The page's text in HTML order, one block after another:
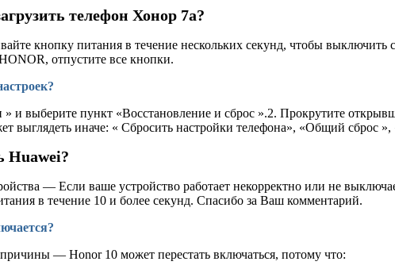
телефон Хонор 7а?
кнопку питания в течение нескольких секунд, чтобы
отпустите все кнопки.
выберите пункт «Восстановление и сброс ».2. Прокрутите
выглядеть иначе: « Сбросить настройки телефона», «Общий сброс »,
Huawei?
— Если ваше устройство работает некорректно или не
в течение 10 и более секунд. Спасибо за Ваш комментарий.
— Honor 10 может перестать включаться, потому что: